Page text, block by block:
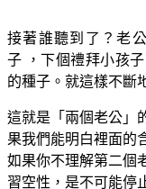
接著誰聽到了？老
子 ，下個禮拜小孩
的種子。就這樣不斷
這就是「兩個老公」
果我們能明白裡面的
如果你不理解第二個
習空性，是不可能停